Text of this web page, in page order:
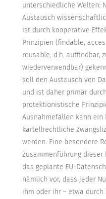
unterschiedliche Welten:
Austausch
ist durch kooperative
Prinzipien (findable,
reusable, d.h. auffindbar,
wiederverwendbar)
soll den Austausch von
und ist daher primär
protektionistische
Ausnahmefällen kann ein
kartellrechtliche
werden. Eine besondere
Zusammenführung
das geplante EU-
nämlich vor, dass jeder
ihm oder ihr – etwa